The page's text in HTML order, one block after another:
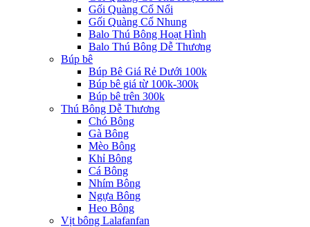
Gối Quàng Cổ Nổi
Gối Quàng Cổ Nhung
Balo Thú Bông Hoạt Hình
Balo Thú Bông Dễ Thương
Búp bê
Búp Bê Giá Rẻ Dưới 100k
Búp bê giá từ 100k-300k
Búp bê trên 300k
Thú Bông Dễ Thương
Chó Bông
Gà Bông
Mèo Bông
Khỉ Bông
Cá Bông
Nhím Bông
Ngựa Bông
Heo Bông
Vịt bông Lalafanfan